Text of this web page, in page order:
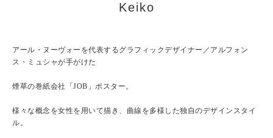
Keiko
アール・ヌーヴォーを代表するグラフィックデザイナー／アルフォン
ス・ミュシャが手がけた
煙草の巻紙会社「JOB」ポスター。
様々な概念を女性を用いて描き、曲線を多様した独自のデザインスタイ
ル。